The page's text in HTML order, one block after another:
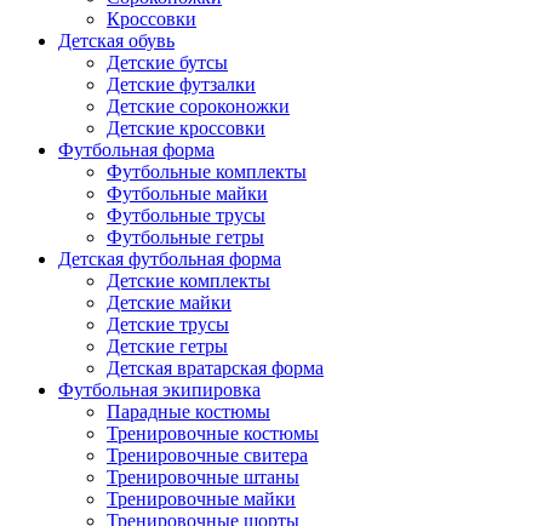
Кроссовки
Детская обувь
Детские бутсы
Детские футзалки
Детские сороконожки
Детские кроссовки
Футбольная форма
Футбольные комплекты
Футбольные майки
Футбольные трусы
Футбольные гетры
Детская футбольная форма
Детские комплекты
Детские майки
Детские трусы
Детские гетры
Детская вратарская форма
Футбольная экипировка
Парадные костюмы
Тренировочные костюмы
Тренировочные свитера
Тренировочные штаны
Тренировочные майки
Тренировочные шорты